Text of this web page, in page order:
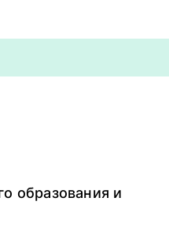
образования и